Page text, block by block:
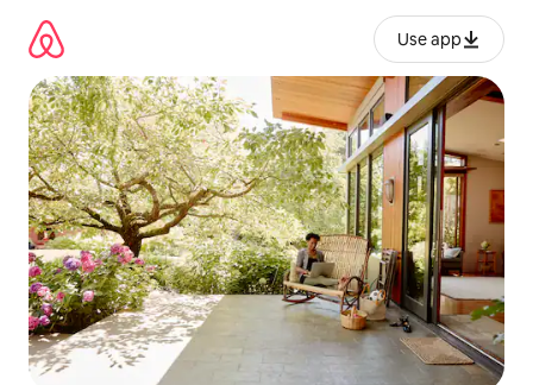
përmbajtja
Use app